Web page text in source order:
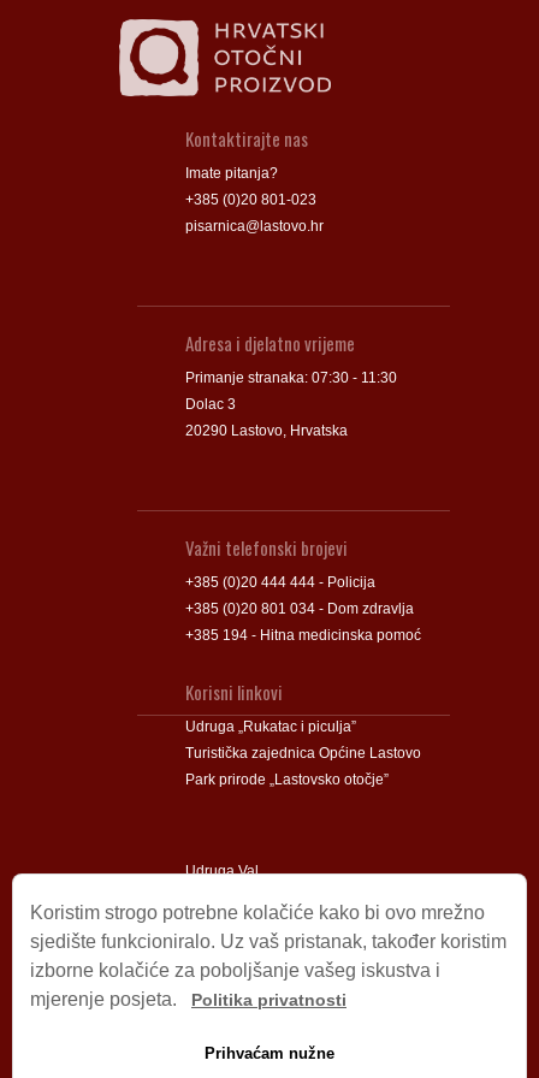
Kontaktirajte nas
Imate pitanja?
+385 (0)20 801-023
pisarnica@lastovo.hr
Adresa i djelatno vrijeme
Primanje stranaka: 07:30 - 11:30
Dolac 3
20290 Lastovo, Hrvatska
Važni telefonski brojevi
+385 (0)20 444 444 - Policija
+385 (0)20 801 034 - Dom zdravlja
+385 194 - Hitna medicinska pomoć
Korisni linkovi
Udruga „Rukatac i piculja”
Turistička zajednica Općine Lastovo
Park prirode „Lastovsko otočje”
Udruga Val
Impressum
© 2009 – 2026 Općina Lastovo.
Koristim strogo potrebne kolačiće kako bi ovo mrežno
sjedište funkcioniralo. Uz vaš pristanak, također koristim
izborne kolačiće za poboljšanje vašeg iskustva i
mjerenje posjeta.
Politika privatnosti
Prihvaćam nužne